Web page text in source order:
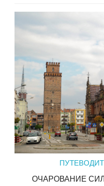
ОЧАРОВАНИЕ